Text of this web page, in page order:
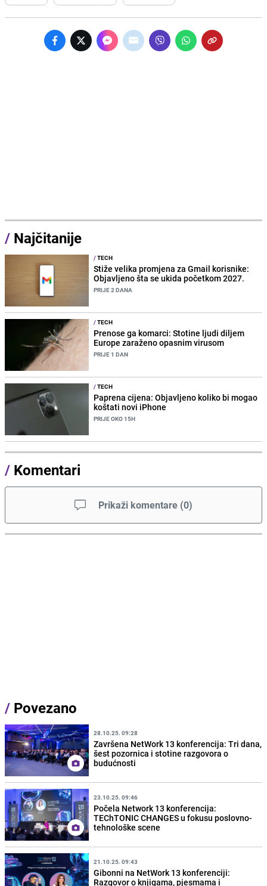
/ Najčitanije
/TECH
Stiže velika promjena za Gmail korisnike:
Objavljeno šta se ukida početkom 2027.
PRIJE 2 DANA
/TECH
Prenose ga komarci: Stotine ljudi diljem
Europe zaraženo opasnim virusom
PRIJE 1 DAN
/TECH
Paprena cijena: Objavljeno koliko bi mogao
koštati novi iPhone
PRIJE OKO 15H
/ Komentari
Prikaži komentare (0)
/ Povezano
28.10.25. 09:28
Završena NetWork 13 konferencija: Tri dana,
šest pozornica i stotine razgovora o
budućnosti
23.10.25. 09:46
Počela Network 13 konferencija:
TEChTONIC CHANGES u fokusu poslovno-
tehnološke scene
21.10.25. 09:43
Gibonni na NetWork 13 konferenciji:
Razgovor o knjigama, pjesmama i